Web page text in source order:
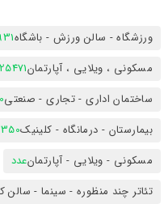
ورزشگاه - سالن ورزش - باشگاه
مسکونی ، ویلایی ، آپارتمان25471 عدد
ساختمان اداری - تجاری - صنعتی
بیمارستان - درمانگاه - کلینیک3350
مسکونی - ویلایی - آپارتمانعدد
تئاتر چند منظوره - سینما -